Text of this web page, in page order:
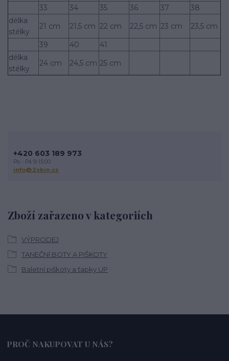
33
34 35 36 37
38
délka
stélky
21 cm 21,5 cm 22 cm 22,5 cm 23 cm
23,5 cm
39
40
41
délka
stélky
24 cm 24,5 cm 25 cm
Zboží zařazeno v kategoriích
VÝPRODEJ
TANEČNÍ BOTY A PIŠKOTY
Baletní piškoty a ťapky UP
+420 603 189 973
Po - Pá 9-15:00
info@2skin.cz
PROČ NAKUPOVAT U NÁS?